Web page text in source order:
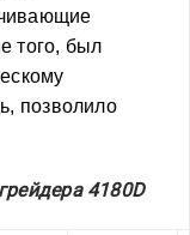
того, был
позволило
4180D